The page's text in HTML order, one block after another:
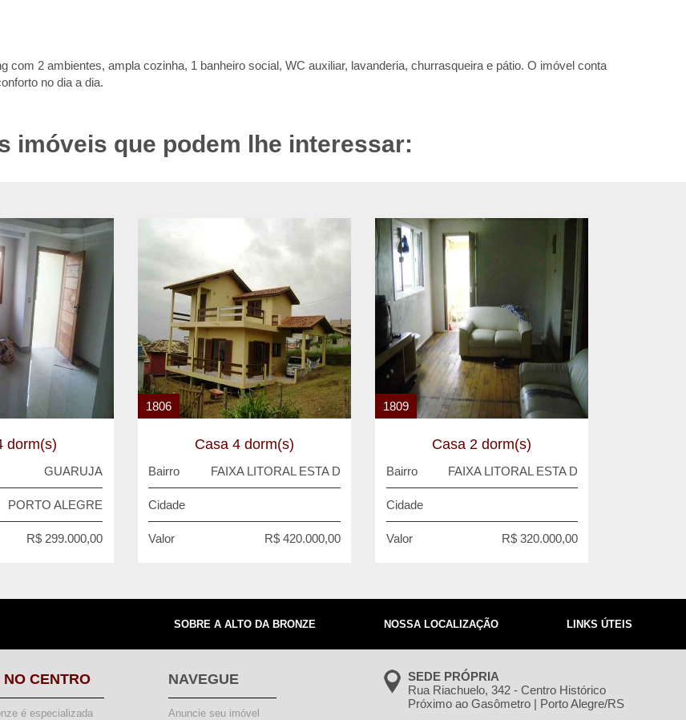
com 2 ambientes, ampla cozinha, 1 banheiro social, WC auxiliar, lavanderia, churrasqueira e pátio. O imóvel conta
no dia a dia.
imóveis que podem lhe interessar:
dorm(s)
GUARUJA
PORTO ALEGRE
R$ 299.000,00
1806
Casa 4 dorm(s)
Bairro FAIXA LITORAL ESTA D
Cidade
Valor R$ 420.000,00
1809
Casa 2 dorm(s)
Bairro FAIXA LITORAL ESTA D
Cidade
Valor R$ 320.000,00
LINKS ÚTEIS
NOSSA LOCALIZAÇÃO
SOBRE A ALTO DA BRONZE
NO CENTRO
é especializada
NAVEGUE
Anuncie seu imóvel
SEDE PRÓPRIA
Rua Riachuelo, 342 - Centro Histórico
Próximo ao Gasômetro | Porto Alegre/RS